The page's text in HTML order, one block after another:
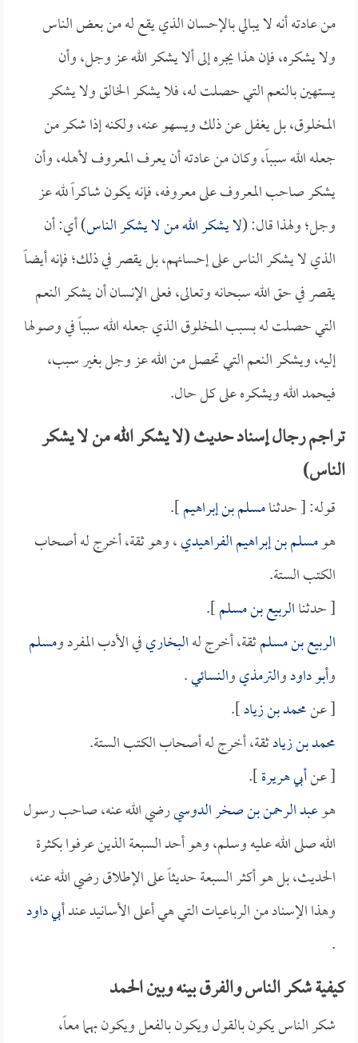
من عادته أنه لا يبالي بالإحسان الذي يقع له من بعض الناس
ولا يشكره، فإن هذا يجره إلى ألا يشكر الله عز وجل، وأن
يستهين بالنعم التي حصلت له، فلا يشكر الخالق ولا يشكر
المخلوق، بل يغفل عن ذلك ويسهو عنه، ولكنه إذا شكر من
جعله الله سبباً، وكان من عادته أن يعرف المعروف لأهله، وأن
يشكر صاحب المعروف على معروفه، فإنه يكون شاكراً لله عز
وجل؛ ولهذا قال: (لا يشكر الله من لا يشكر الناس) أي: أن
الذي لا يشكر الناس على إحسانهم، بل يقصر في ذلك؛ فإنه أيضاً
يقصر في حق الله سبحانه وتعالى، فعلى الإنسان أن يشكر النعم
التي حصلت له بسبب المخلوق الذي جعله الله سبباً في وصولها
إليه، ويشكر النعم التي تحصل من الله عز وجل بغير سبب،
فيحمد الله ويشكره على كل حال.
تراجم رجال إسناد حديث (لا يشكر الله من لا يشكر
الناس)
قوله: [ حدثنامسلم بن إبراهيم].
هومسلم بن إبراهيم الفراهيدي، وهو ثقة، أخرج له أصحاب
الكتب الستة.
[ حدثناالربيع بن مسلم].
الربيع بن مسلمثقة، أخرج لهالبخاريفي الأدب المفرد ومسلم
وأبو داودوالترمذيوالنسائي.
[ عنمحمد بن زياد].
محمد بن زيادثقة، أخرج له أصحاب الكتب الستة.
[ عنأبي هريرة].
هوعبد الرحمن بن صخر الدوسيرضي الله عنه، صاحب رسول
الله صلى الله عليه وسلم، وهو أحد السبعة الذين عرفوا بكثرة
الحديث، بل هو أكثر السبعة حديثاً على الإطلاق رضي الله عنه،
وهذا الإسناد من الرباعيات التي هي أعلى الأسانيد عندأبي داود
.
كيفية شكر الناس والفرق بينه وبين الحمد
شكر الناس يكون بالقول ويكون بالفعل ويكون بهما معاً،